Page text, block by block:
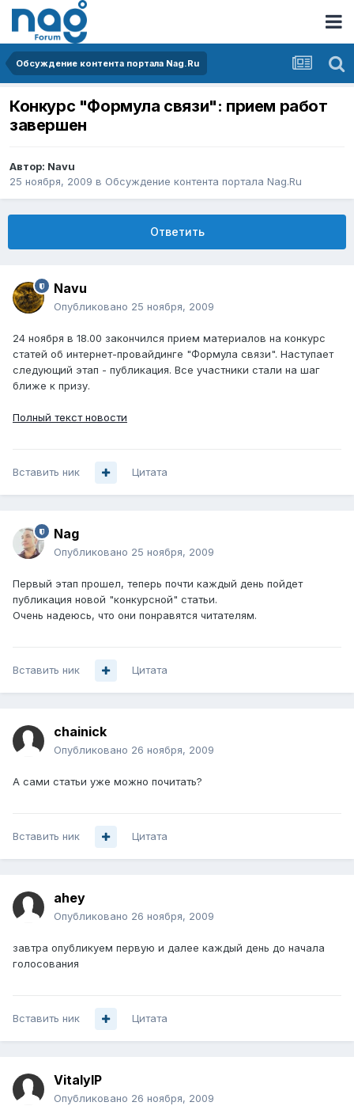
Обсуждение контента портала Nag.Ru
Конкурс "Формула связи": прием работ
завершен
Автор: Navu
25 ноября, 2009 в Обсуждение контента портала Nag.Ru
Ответить
Navu
Опубликовано 25 ноября, 2009
24 ноября в 18.00 закончился прием материалов на конкурс
статей об интернет-провайдинге "Формула связи". Наступает
следующий этап - публикация. Все участники стали на шаг
ближе к призу.
Полный текст новости
Вставить ник Цитата
Nag
Опубликовано 25 ноября, 2009
Первый этап прошел, теперь почти каждый день пойдет
публикация новой "конкурсной" статьи.
Очень надеюсь, что они понравятся читателям.
Вставить ник Цитата
chainick
Опубликовано 26 ноября, 2009
А сами статьи уже можно почитать?
Вставить ник Цитата
ahey
Опубликовано 26 ноября, 2009
завтра опубликуем первую и далее каждый день до начала
голосования
Вставить ник Цитата
VitalyIP
Опубликовано 26 ноября, 2009